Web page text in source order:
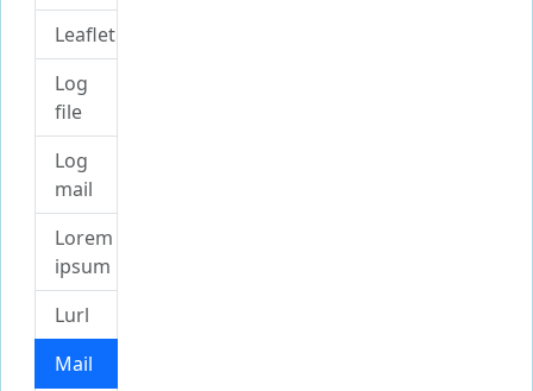
Leaflet
Log
file
Log
mail
Lorem
ipsum
Lurl
Mail